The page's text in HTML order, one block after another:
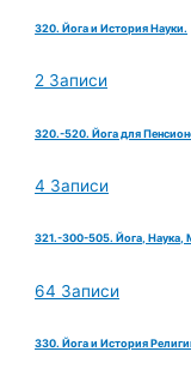
320. Йога и История Науки.
2 Записи
320.-520. Йога для
4 Записи
321.-300-505. Йога, Наука,
64 Записи
330. Йога и История